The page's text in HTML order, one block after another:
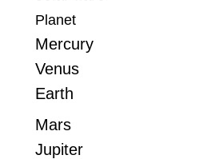
Planet
Mercury
Venus
Earth
Mars
Jupiter